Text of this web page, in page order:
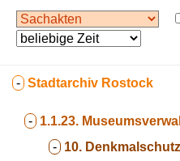
- Stadtarchiv Rostock
- 1.1.23.
- 10.